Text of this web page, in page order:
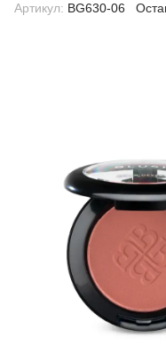
Артикул: BG630-06